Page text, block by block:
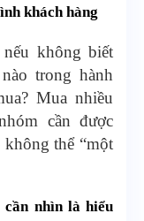
khách hàng
không biết
trong hành
Mua nhiều
cần được
không thể “một
nhìn là hiểu